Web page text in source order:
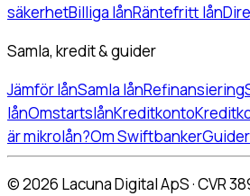
säkerhetBilliga lånRäntefritt lån
Samla, kredit & guider
Jämför lånSamla lånRefinansiering
lånOmstartslånKreditkonto
är mikrolån?Om SwiftbankerGuider
©2026 Lacuna Digital ApS · CVR